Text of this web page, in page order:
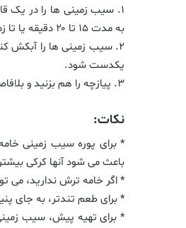
۱. سیب زمینی ها را در یک
به مدت ۱۵ تا ۲۰ دقیقه یا تا زمانی که سیب زمینی ها نرم شوند، بجوشانید.
۲. سیب زمینی ها را آبکش
یکدست شود.
۳. پیازچه را هم بزنید و بلافاصله سرو کنید.
نکات:
* برای پوره سیب زمینی
باعث می شود آنها کرکی
* اگر خامه ترش ندارید، می
* برای طعم تندتر، به جای